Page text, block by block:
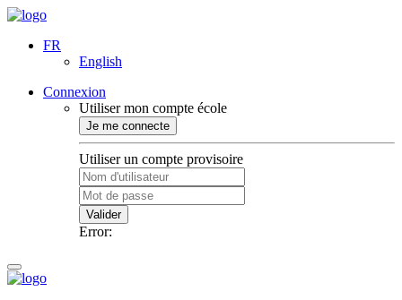
FR
English
Connexion
Utiliser mon compte école
Je me connecte
Utiliser un compte provisoire
Valider
Error: